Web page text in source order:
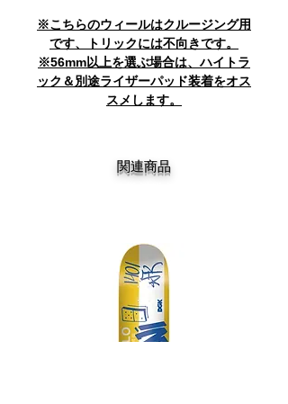
※こちらのウィールはクルージング用
です、トリックには不向きです。
※56mm以上を選ぶ場合は、ハイトラ
ック＆別途ライザーパッド装着をオス
スメします。
関連商品